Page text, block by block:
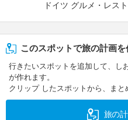
ドイツ グルメ・レス
このスポットで旅の計画
行きたいスポットを追加して、し
が作れます。
クリップ したスポットから、まと
旅の